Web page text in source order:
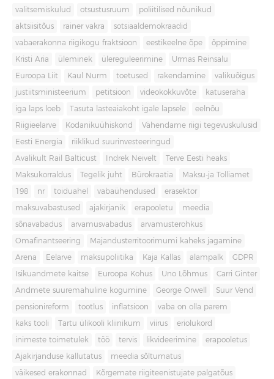
valitsemiskulud otsustusruum poliitilised nõunikud
aktsiisitõus rainer vakra sotsiaaldemokraadid
vabaerakonna riigikogu fraktsioon eestikeelne õpe õppimine
Kristi Aria üleminek ülereguleerimine Urmas Reinsalu
Euroopa Liit Kaul Nurm toetused rakendamine valikuõigus
justiitsministeerium petitsioon videokokkuvõte katuseraha
iga laps loeb Tasuta lasteaiakoht igale lapsele eelnõu
Riigieelarve Kodanikuühiskond Vähendame riigi tegevuskulusid
Eesti Energia riiklikud suurinvesteeringud
Avalikult Rail Balticust Indrek Neivelt Terve Eesti heaks
Maksukorraldus Tegelik juht Bürokraatia Maksu-ja Tolliamet
198 nr toiduahel vabaühendused erasektor
maksuvabastused ajakirjanik erapooletu meedia
sõnavabadus arvamusvabadus arvamusterohkus
Omafinantseering Majandusterritoorimumi kaheks jagamine
Arena Eelarve maksupoliitika Kaja Kallas alampalk GDPR
Isikuandmete kaitse Euroopa Kohus Uno Lõhmus Carri Ginter
Andmete suuremahuline kogumine George Orwell Suur Vend
pensionireform tootlus inflatsioon vaba on olla parem
kaks tooli Tartu ülikooli kliinikum viirus eriolukord
inimeste toimetulek töö tervis likvideerimine erapooletus
Ajakirjanduse kallutatus meedia sõltumatus
väikesed erakonnad Kõrgemate riigiteenistujate palgatõus